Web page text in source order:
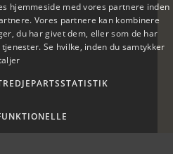
DANISH
hjemmeside med vores partnere inden
Vores partnere kan kombinere
du har givet dem, eller som de har
Se hvilke, inden du samtykker